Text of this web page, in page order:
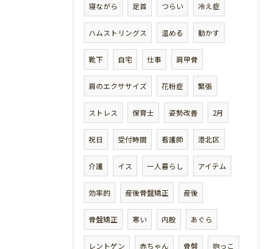
寝ながら 足首 つらい 冷え症
ハムストリングス 温める 動かす
靴下 自宅 仕事 肩甲骨
肩のエクササイズ 花粉症 緊張
ストレス 保育士 姿勢改善 2月
祝日 受付時間 看護師 港北区
介護 イス 一人暮らし アイテム
効率的 産後骨盤矯正 産後
骨盤矯正 寒い 内股 あぐら
レントゲン 赤ちゃん 骨盤 抱っこ